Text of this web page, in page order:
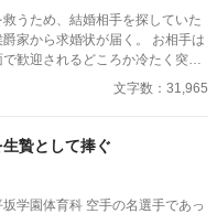
うため、結婚相手を探していた
家から求婚状が届く。 お相手は
歓迎されるどころか冷たく突き
息が集まり、推し活状態に。 一
を痛める日々。 ラキへの恋心を
文字数：31,965
贄として捧ぐ
手の名選手であっ